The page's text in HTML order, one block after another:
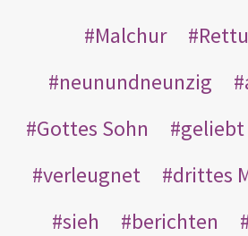
Malchur
neunundneunzig
Gottes Sohn
geliebt
verleugnet
drittes
sieh
berichten